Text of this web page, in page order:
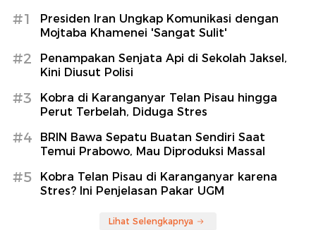
#1
Presiden Iran Ungkap Komunikasi dengan
Mojtaba Khamenei 'Sangat Sulit'
#2
Penampakan Senjata Api di Sekolah Jaksel,
Kini Diusut Polisi
#3
Kobra di Karanganyar Telan Pisau hingga
Perut Terbelah, Diduga Stres
#4
BRIN Bawa Sepatu Buatan Sendiri Saat
Temui Prabowo, Mau Diproduksi Massal
#5
Kobra Telan Pisau di Karanganyar karena
Stres? Ini Penjelasan Pakar UGM
Lihat Selengkapnya